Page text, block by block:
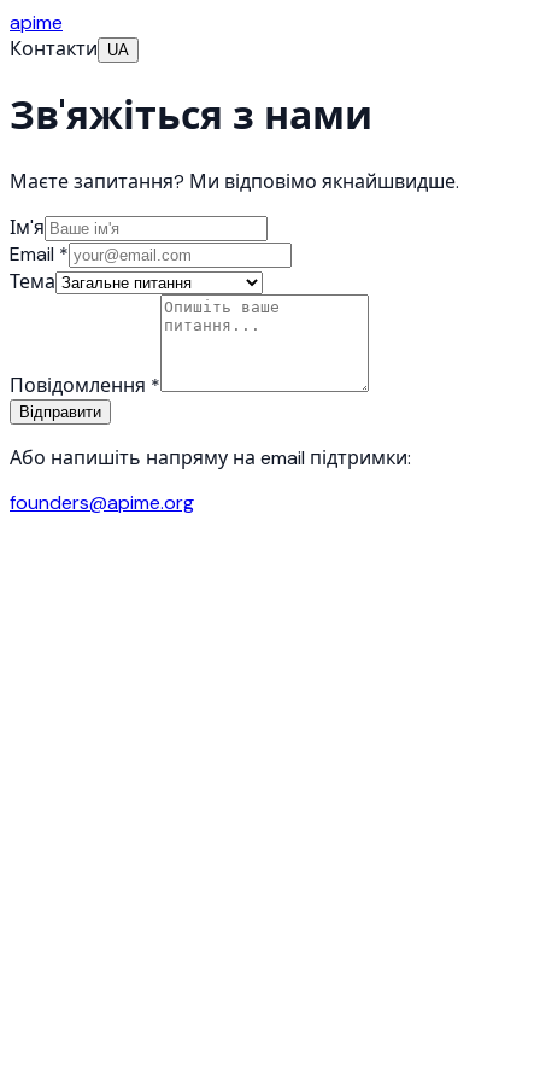
apime
Контакти
UA
Зв'яжіться з нами
Маєте запитання? Ми відповімо якнайшвидше.
Ім'я
Email *
Тема
Повідомлення *
Відправити
Або напишіть напряму на email підтримки:
founders@apime.org